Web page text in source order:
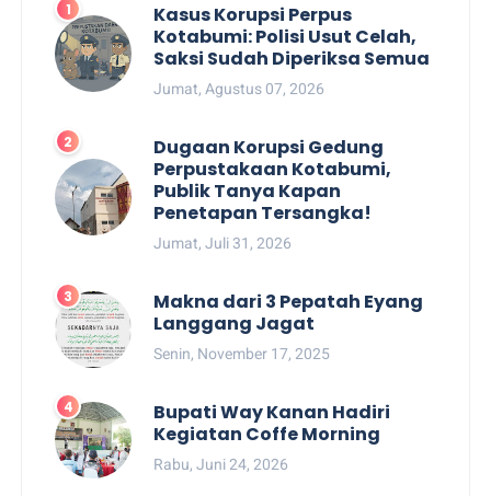
Kasus Korupsi Perpus
Kotabumi: Polisi Usut Celah,
Saksi Sudah Diperiksa Semua
Jumat, Agustus 07, 2026
Dugaan Korupsi Gedung
Perpustakaan Kotabumi,
Publik Tanya Kapan
Penetapan Tersangka!
Jumat, Juli 31, 2026
Makna dari 3 Pepatah Eyang
Langgang Jagat
Senin, November 17, 2025
Bupati Way Kanan Hadiri
Kegiatan Coffe Morning
Rabu, Juni 24, 2026